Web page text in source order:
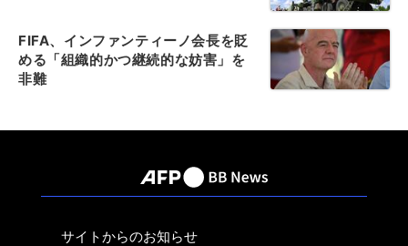
FIFA、インファンティーノ会長を貶
める「組織的かつ継続的な妨害」を
非難
サイトからのお知らせ